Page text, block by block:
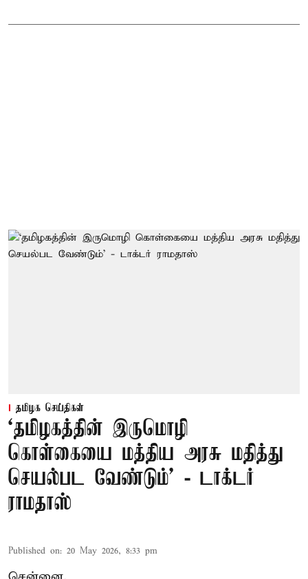
தமிழக செய்திகள்
‘தமிழகத்தின் இருமொழி
கொள்கையை மத்திய அரசு மதித்து
செயல்பட வேண்டும்’ - டாக்டர்
ராமதாஸ்
Published on: 20 May 2026, 8:33 pm